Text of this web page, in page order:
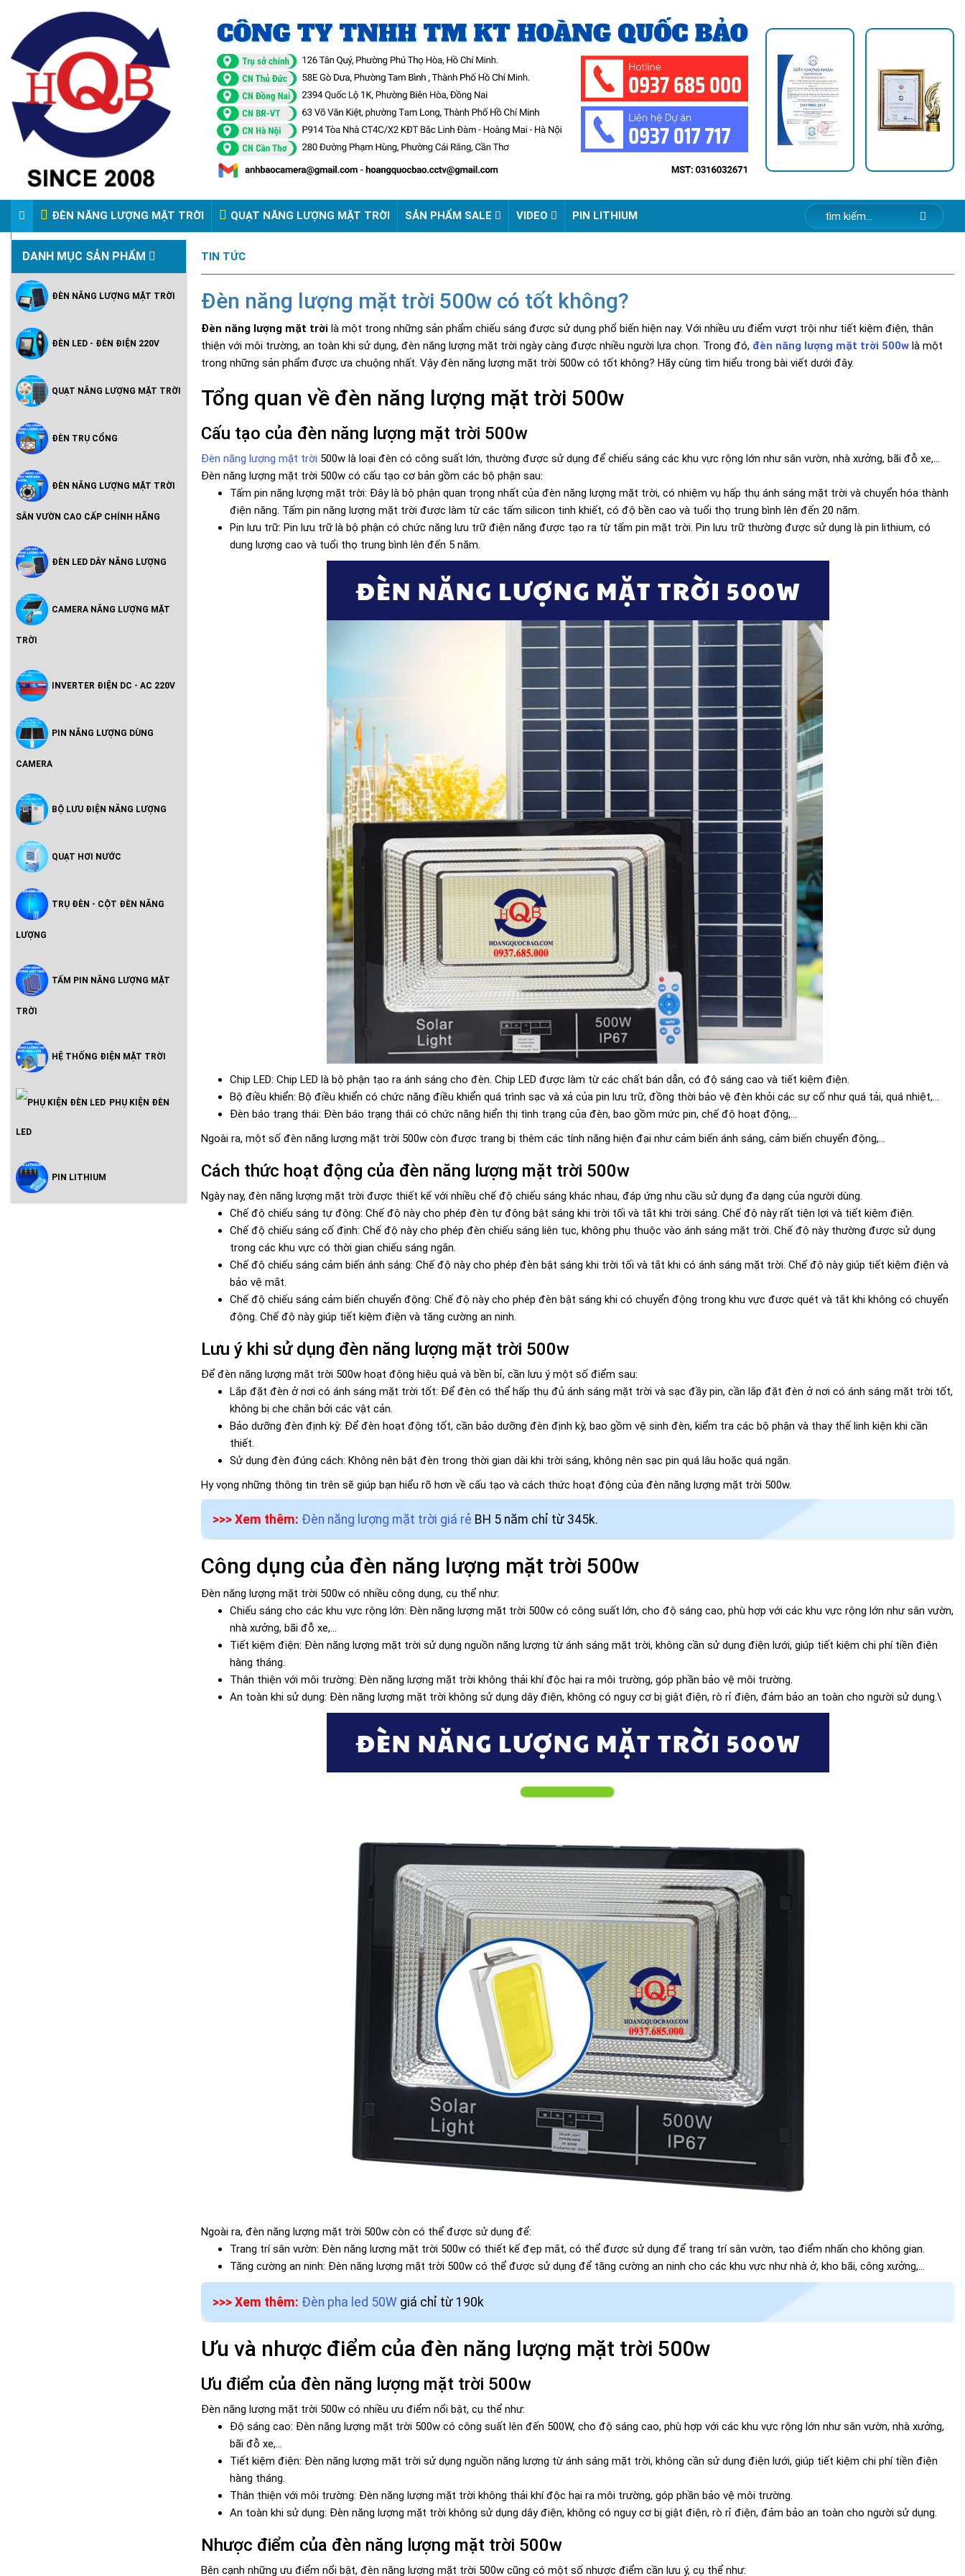
ĐÈN NĂNG LƯỢNG MẶT TRỜI QUẠT NĂNG LƯỢNG MẶT TRỜI SẢN PHẨM SALE VIDEO PIN LITHIUM
VIDEO ĐÈN PHA ĐIỆN 220V
DANH MỤC SẢN PHẨM
ĐÈN NĂNG LƯỢNG MẶT TRỜI
Vườn Cao Cấp Chính Hãng
ĐÈN LED - ĐÈN ĐIỆN 220V
Hoàng Quốc Bảo - Độ Sáng Cao,
QUẠT NĂNG LƯỢNG MẶT TRỜI
ĐÈN TRỤ CỔNG
ĐÈN NĂNG LƯỢNG MẶT TRỜI
SÂN VƯỜN CAO CẤP CHÍNH HÃNG
ĐÈN LED DÂY NĂNG LƯỢNG
CAMERA NĂNG LƯỢNG MẶT
TRỜI
INVERTER ĐIỆN DC - AC 220V
PIN NĂNG LƯỢNG DÙNG
CAMERA
BỘ LƯU ĐIỆN NĂNG LƯỢNG
QUẠT HƠI NƯỚC
TRỤ ĐÈN - CỘT ĐÈN NĂNG
LƯỢNG
TẤM PIN NĂNG LƯỢNG MẶT
TRỜI
HỆ THỐNG ĐIỆN MẶT TRỜI
Inveter Hòa Lưới Có Lưu Trữ -
PHỤ KIỆN ĐÈN
LED
PIN LITHIUM
TIN TỨC
Đèn năng lượng mặt trời 500w có tốt không?
Đèn năng lượng mặt trời là một trong những sản phẩm chiếu sáng được sử dụng phổ biến hiện nay. Với nhiều ưu điểm vượt trội như tiết kiệm điện, thân
thiện với môi trường, an toàn khi sử dụng, đèn năng lượng mặt trời ngày càng được nhiều người lựa chọn. Trong đó, đèn năng lượng mặt trời 500w là một
trong những sản phẩm được ưa chuộng nhất. Vậy đèn năng lượng mặt trời 500w có tốt không? Hãy cùng tìm hiểu trong bài viết dưới đây.
Tổng quan về đèn năng lượng mặt trời 500w
Cấu tạo của đèn năng lượng mặt trời 500w
Đèn năng lượng mặt trời 500w là loại đèn có công suất lớn, thường được sử dụng để chiếu sáng các khu vực rộng lớn như sân vườn, nhà xưởng, bãi đỗ xe,...
Đèn năng lượng mặt trời 500w có cấu tạo cơ bản gồm các bộ phận sau:
Tấm pin năng lượng mặt trời: Đây là bộ phận quan trọng nhất của đèn năng lượng mặt trời, có nhiệm vụ hấp thụ ánh sáng mặt trời và chuyển hóa thành
điện năng. Tấm pin năng lượng mặt trời được làm từ các tấm silicon tinh khiết, có độ bền cao và tuổi thọ trung bình lên đến 20 năm.
Pin lưu trữ: Pin lưu trữ là bộ phận có chức năng lưu trữ điện năng được tạo ra từ tấm pin mặt trời. Pin lưu trữ thường được sử dụng là pin lithium, có
dung lượng cao và tuổi thọ trung bình lên đến 5 năm.
Chip LED: Chip LED là bộ phận tạo ra ánh sáng cho đèn. Chip LED được làm từ các chất bán dẫn, có độ sáng cao và tiết kiệm điện.
Bộ điều khiển: Bộ điều khiển có chức năng điều khiển quá trình sạc và xả của pin lưu trữ, đồng thời bảo vệ đèn khỏi các sự cố như quá tải, quá nhiệt,...
Đèn báo trạng thái: Đèn báo trạng thái có chức năng hiển thị tình trạng của đèn, bao gồm mức pin, chế độ hoạt động,...
Ngoài ra, một số đèn năng lượng mặt trời 500w còn được trang bị thêm các tính năng hiện đại như cảm biến ánh sáng, cảm biến chuyển động,...
Cách thức hoạt động của đèn năng lượng mặt trời 500w
Ngày nay, đèn năng lượng mặt trời được thiết kế với nhiều chế độ chiếu sáng khác nhau, đáp ứng nhu cầu sử dụng đa dạng của người dùng.
Chế độ chiếu sáng tự động: Chế độ này cho phép đèn tự động bật sáng khi trời tối và tắt khi trời sáng. Chế độ này rất tiện lợi và tiết kiệm điện.
Chế độ chiếu sáng cố định: Chế độ này cho phép đèn chiếu sáng liên tục, không phụ thuộc vào ánh sáng mặt trời. Chế độ này thường được sử dụng
trong các khu vực có thời gian chiếu sáng ngắn.
Chế độ chiếu sáng cảm biến ánh sáng: Chế độ này cho phép đèn bật sáng khi trời tối và tắt khi có ánh sáng mặt trời. Chế độ này giúp tiết kiệm điện và
bảo vệ mắt.
Chế độ chiếu sáng cảm biến chuyển động: Chế độ này cho phép đèn bật sáng khi có chuyển động trong khu vực được quét và tắt khi không có chuyển
động. Chế độ này giúp tiết kiệm điện và tăng cường an ninh.
Lưu ý khi sử dụng đèn năng lượng mặt trời 500w
Để đèn năng lượng mặt trời 500w hoạt động hiệu quả và bền bỉ, cần lưu ý một số điểm sau:
Lắp đặt đèn ở nơi có ánh sáng mặt trời tốt: Để đèn có thể hấp thụ đủ ánh sáng mặt trời và sạc đầy pin, cần lắp đặt đèn ở nơi có ánh sáng mặt trời tốt,
không bị che chắn bởi các vật cản.
Bảo dưỡng đèn định kỳ: Để đèn hoạt động tốt, cần bảo dưỡng đèn định kỳ, bao gồm vệ sinh đèn, kiểm tra các bộ phận và thay thế linh kiện khi cần
thiết.
Sử dụng đèn đúng cách: Không nên bật đèn trong thời gian dài khi trời sáng, không nên sạc pin quá lâu hoặc quá ngắn.
Hy vọng những thông tin trên sẽ giúp bạn hiểu rõ hơn về cấu tạo và cách thức hoạt động của đèn năng lượng mặt trời 500w.
>>> Xem thêm: Đèn năng lượng mặt trời giá rẻ BH 5 năm chỉ từ 345k.
Công dụng của đèn năng lượng mặt trời 500w
Đèn năng lượng mặt trời 500w có nhiều công dụng, cụ thể như:
Chiếu sáng cho các khu vực rộng lớn: Đèn năng lượng mặt trời 500w có công suất lớn, cho độ sáng cao, phù hợp với các khu vực rộng lớn như sân vườn,
nhà xưởng, bãi đỗ xe,...
Tiết kiệm điện: Đèn năng lượng mặt trời sử dụng nguồn năng lượng từ ánh sáng mặt trời, không cần sử dụng điện lưới, giúp tiết kiệm chi phí tiền điện
hàng tháng.
Thân thiện với môi trường: Đèn năng lượng mặt trời không thải khí độc hại ra môi trường, góp phần bảo vệ môi trường.
An toàn khi sử dụng: Đèn năng lượng mặt trời không sử dụng dây điện, không có nguy cơ bị giật điện, rò rỉ điện, đảm bảo an toàn cho người sử dụng.\
Ngoài ra, đèn năng lượng mặt trời 500w còn có thể được sử dụng để:
Trang trí sân vườn: Đèn năng lượng mặt trời 500w có thiết kế đẹp mắt, có thể được sử dụng để trang trí sân vườn, tạo điểm nhấn cho không gian.
Tăng cường an ninh: Đèn năng lượng mặt trời 500w có thể được sử dụng để tăng cường an ninh cho các khu vực như nhà ở, kho bãi, công xưởng,...
>>> Xem thêm: Đèn pha led 50W giá chỉ từ 190k
Ưu và nhược điểm của đèn năng lượng mặt trời 500w
Ưu điểm của đèn năng lượng mặt trời 500w
Đèn năng lượng mặt trời 500w có nhiều ưu điểm nổi bật, cụ thể như:
Độ sáng cao: Đèn năng lượng mặt trời 500w có công suất lên đến 500W, cho độ sáng cao, phù hợp với các khu vực rộng lớn như sân vườn, nhà xưởng,
bãi đỗ xe,...
Tiết kiệm điện: Đèn năng lượng mặt trời sử dụng nguồn năng lượng từ ánh sáng mặt trời, không cần sử dụng điện lưới, giúp tiết kiệm chi phí tiền điện
hàng tháng.
Thân thiện với môi trường: Đèn năng lượng mặt trời không thải khí độc hại ra môi trường, góp phần bảo vệ môi trường.
An toàn khi sử dụng: Đèn năng lượng mặt trời không sử dụng dây điện, không có nguy cơ bị giật điện, rò rỉ điện, đảm bảo an toàn cho người sử dụng.
Nhược điểm của đèn năng lượng mặt trời 500w
Bên cạnh những ưu điểm nổi bật, đèn năng lượng mặt trời 500w cũng có một số nhược điểm cần lưu ý, cụ thể như: